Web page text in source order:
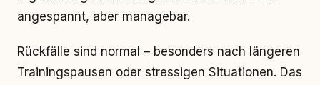
angespannt, aber managebar.
Rückfälle sind normal – besonders nach längeren
Trainingspausen oder stressigen Situationen. Das